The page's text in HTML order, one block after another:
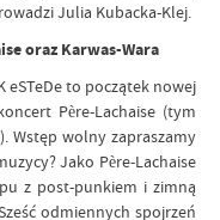
Julia Kubacka-Klej.
oraz Karwas-Wara
eSTeDe to początek nowej
Père-Lachaise (tym
Wstęp wolny zapraszamy
Jako Père-Lachaise
z post-punkiem i zimną
odmiennych spojrzeń